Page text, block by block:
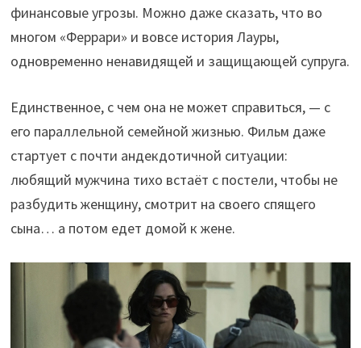
финансовые угрозы. Можно даже сказать, что во
многом «Феррари» и вовсе история Лауры,
одновременно ненавидящей и защищающей супруга.
Единственное, с чем она не может справиться, — с
его параллельной семейной жизнью. Фильм даже
стартует с почти андекдотичной ситуации:
любящий мужчина тихо встаёт с постели, чтобы не
разбудить женщину, смотрит на своего спящего
сына… а потом едет домой к жене.